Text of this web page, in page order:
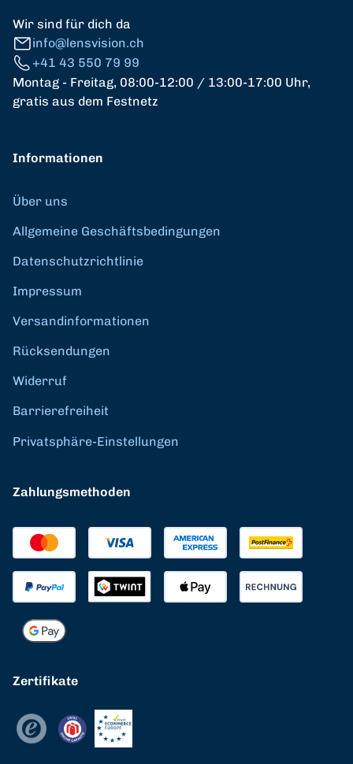
Wir sind für dich da
info@lensvision.ch
+41 43 550 79 99
Montag - Freitag, 08:00-12:00 / 13:00-17:00 Uhr,
gratis aus dem Festnetz
Informationen
Über uns
Allgemeine Geschäftsbedingungen
Datenschutzrichtlinie
Impressum
Versandinformationen
Rücksendungen
Widerruf
Barrierefreiheit
Privatsphäre-Einstellungen
Zahlungsmethoden
Zertifikate